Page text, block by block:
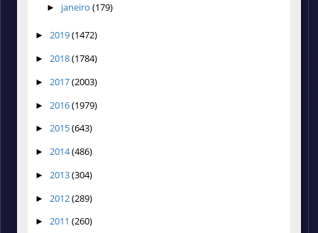
► janeiro (179)
► 2019(1472)
► 2018(1784)
► 2017(2003)
► 2016(1979)
► 2015(643)
► 2014(486)
► 2013(304)
► 2012(289)
► 2011 (260)